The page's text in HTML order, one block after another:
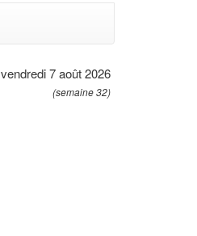
vendredi 7 août 2026
(semaine 32)